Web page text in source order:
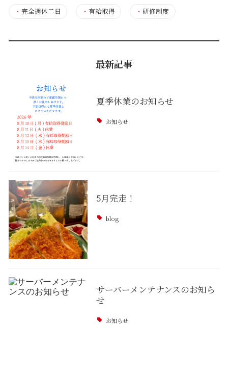
・ 完全週休二日 ・有給取得 ・研修制度
最新記事
夏季休業のお知らせ
お知らせ
5月完走！
blog
サーバーメンテナンスのお知ら
せ
お知らせ